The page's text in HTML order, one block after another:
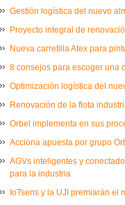
Gestión logística del nuevo
Proyecto integral de
Nueva carretilla Atex para
8 consejos para escoger una
Optimización logística del
Renovación de la flota
Orbel implementa en sus
Acciona apuesta por grupo
AGVs inteligentes y
para la industria
IoTsens y la UJI premiarán el